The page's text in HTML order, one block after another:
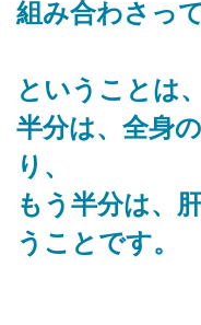
組み合わさっ
ということは、
半分は、全身
り、
もう半分は、
うことです。